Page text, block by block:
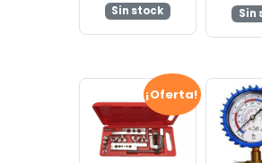
Sin stock Sin
¡Oferta!